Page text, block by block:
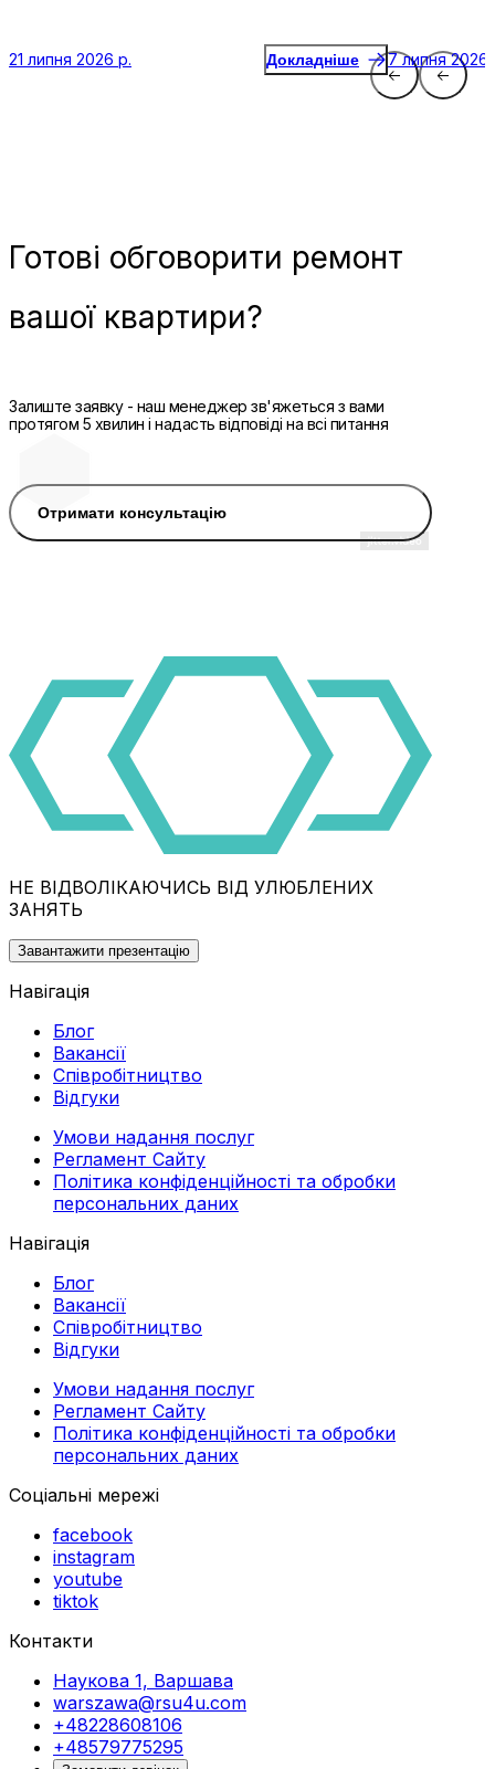
21 липня 2026 р. Докладніше 7 липня 2026
Готові обговорити ремонт
вашої квартири?
Залиште заявку - наш менеджер зв'яжеться з вами
протягом 5 хвилин і надасть відповіді на всі питання
Отримати консультацію
НЕ ВІДВОЛІКАЮЧИСЬ ВІД УЛЮБЛЕНИХ
ЗАНЯТЬ
Завантажити презентацію
Навігація
Блог
Вакансії
Співробітництво
Відгуки
Умови надання послуг
Регламент Сайту
Політика конфіденційності та обробки
персональних даних
Навігація
Блог
Вакансії
Співробітництво
Відгуки
Умови надання послуг
Регламент Сайту
Політика конфіденційності та обробки
персональних даних
Соціальні мережі
facebook
instagram
youtube
tiktok
Контакти
Наукова 1, Варшава
warszawa@rsu4u.com
+48228608106
+48579775295